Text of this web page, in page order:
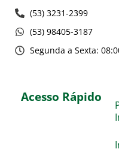
(53) 3231-2399
(53) 98405-3187
Segunda a Sexta:
Acesso Rápido